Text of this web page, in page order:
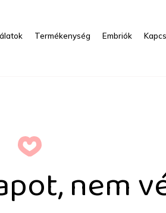
Termékenység Embriók
nem